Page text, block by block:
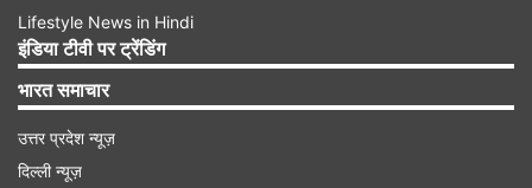
Lifestyle News in Hindi
इंडिया टीवी पर ट्रेंडिंग
भारत समाचार
उत्तर प्रदेश न्यूज़
दिल्ली न्यूज़